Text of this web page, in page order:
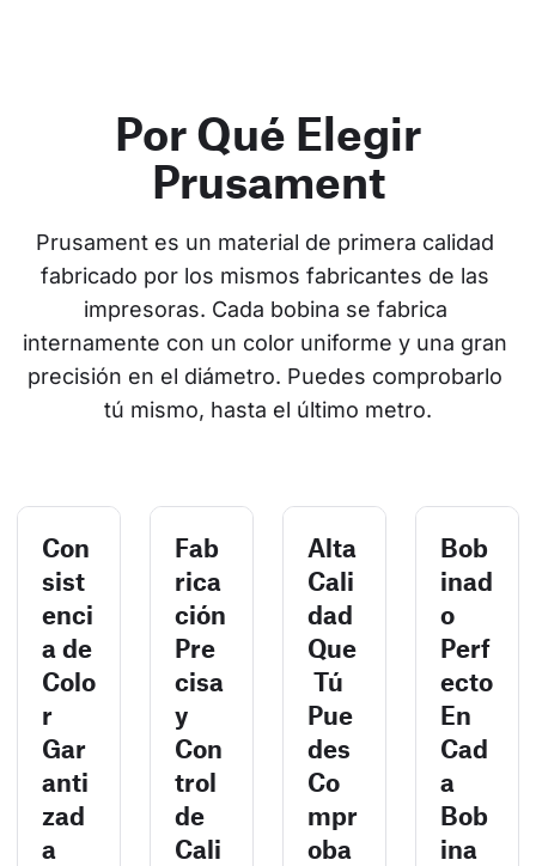
Por Qué Elegir
Prusament
Prusament es un material de primera calidad
fabricado por los mismos fabricantes de las
impresoras. Cada bobina se fabrica
internamente con un color uniforme y una gran
precisión en el diámetro. Puedes comprobarlo
tú mismo, hasta el último metro.
Con
sist
enci
a de
Colo
r
Gar
anti
zad
a
Fab
rica
ción
Pre
cisa
y
Con
trol
de
Cali
Alta
Cali
dad
Que
Tú
Pue
des
Co
mpr
oba
Bob
inad
o
Perf
ecto
En
Cad
a
Bob
ina